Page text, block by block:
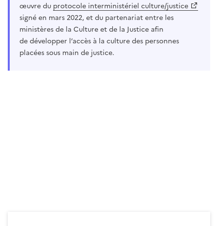
œuvre du protocole interministériel culture/justice
signé en mars 2022, et du partenariat entre les
ministères de la Culture et de la Justice afin
de développer l’accès à la culture des personnes
placées sous main de justice.